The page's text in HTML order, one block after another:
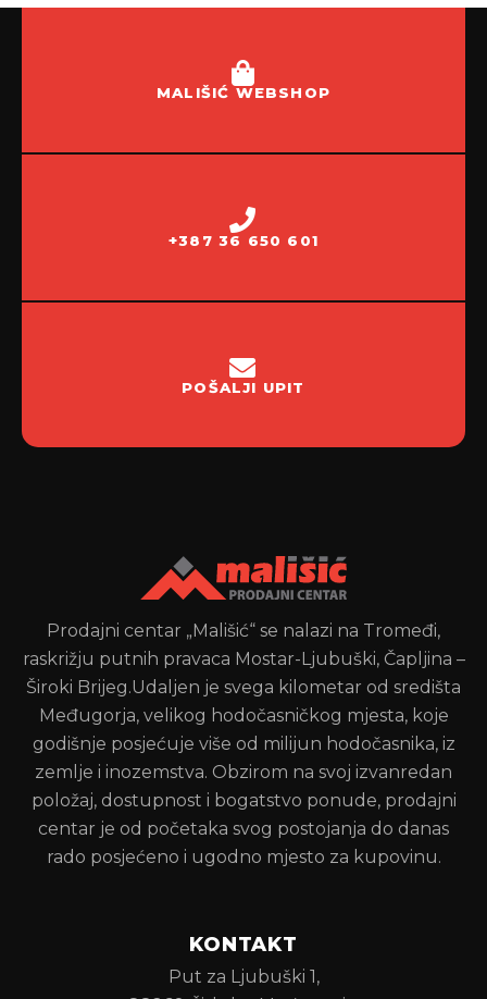
MALIŠIĆ WEBSHOP
+387 36 650 601
POŠALJI UPIT
Prodajni centar „Mališić“ se nalazi na Tromeđi,
raskrižju putnih pravaca Mostar-Ljubuški, Čapljina –
Široki Brijeg.Udaljen je svega kilometar od središta
Međugorja, velikog hodočasničkog mjesta, koje
godišnje posjećuje više od milijun hodočasnika, iz
zemlje i inozemstva. Obzirom na svoj izvanredan
položaj, dostupnost i bogatstvo ponude, prodajni
centar je od početaka svog postojanja do danas
rado posjećeno i ugodno mjesto za kupovinu.
KONTAKT
Put za Ljubuški 1,